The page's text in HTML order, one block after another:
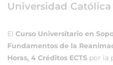
Universidad
El Curso Universitario en
Fundamentos de la
Horas, 4 Créditos ECTS por la